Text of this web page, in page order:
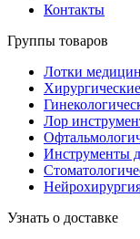
Контакты
Группы товаров
Лотки
Лор
Инструменты
Узнать о доставке